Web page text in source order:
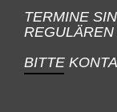
TERMINE
BITTE